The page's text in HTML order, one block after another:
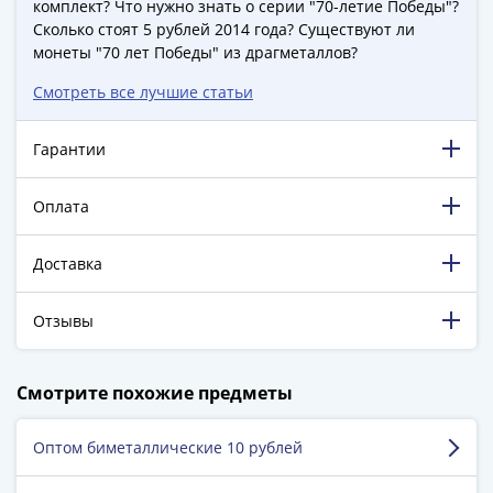
(1727-
1729)
(1725-
1727)
Петр
(1700-
1725)
коллекции
Древней
Руси
Иван
комплект? Что нужно знать о серии "70-летие Победы"?
Сколько стоят 5 рублей 2014 года? Существуют ли
монеты "70 лет Победы" из драгметаллов?
Смотреть все лучшие статьи
Гарантии
Оплата
Доставка
Отзывы
5 129 пятизвёздочных отзывов на Яндекс.Маркете.
Шекера Виталий
г. Москва
Смотрите похожие предметы
Оптом биметаллические 10 рублей